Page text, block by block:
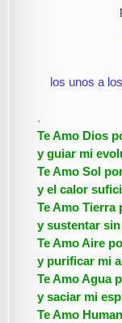
los unos a
.
Te Amo Dios
y guiar mi
Te Amo Sol
y el calor
Te Amo Tierra
y sustentar
Te Amo Aire
y purificar mi
Te Amo Agua
y saciar mi
Te Amo